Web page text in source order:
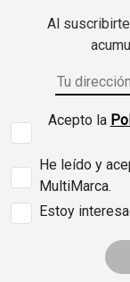
Al
Acepto la
He leído y
MultiMarca.
Estoy